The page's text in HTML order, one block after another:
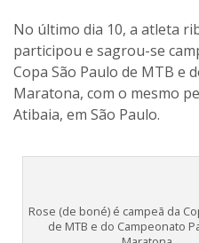
No último dia 10, a atleta
participou e sagrou-se
Copa São Paulo de MTB e
Maratona, com o mesmo
Atibaia, em São Paulo.
Rose (de boné) é campeã da
de MTB e do Campeonato